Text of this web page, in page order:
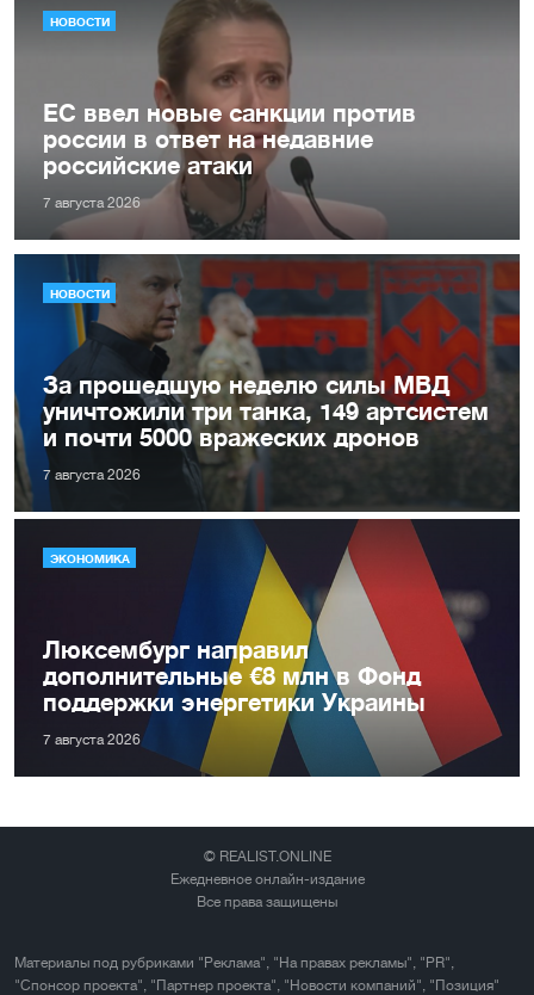
НОВОСТИ
ЕС ввел новые санкции против
россии в ответ на недавние
российские атаки
7 августа 2026
НОВОСТИ
За прошедшую неделю силы МВД
уничтожили три танка, 149 артсистем
и почти 5000 вражеских дронов
7 августа 2026
ЭКОНОМИКА
Люксембург направил
дополнительные €8 млн в Фонд
поддержки энергетики Украины
7 августа 2026
© REALIST.ONLINE
Ежедневное онлайн-издание
Все права защищены
Материалы под рубриками "Реклама", "На правах рекламы", "PR",
"Спонсор проекта", "Партнер проекта", "Новости компаний", "Позиция"